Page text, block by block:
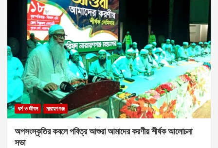
ধর্ম ও জীবন নারায়ণগঞ্জ
অপসংস্কৃতির কবলে পবিত্র আশুরা আমাদের করণীয় শীর্ষক আলোচনা
সভা